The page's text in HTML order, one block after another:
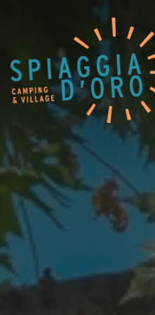
Home
Camping
Services
Werk met Ons
Restaurants